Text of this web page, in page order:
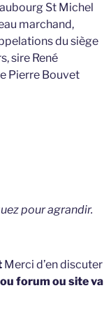
St Michel
marchand,
du siège
sire René
Pierre Bouvet
pour agrandir.
Merci d’en discuter
forum ou site va